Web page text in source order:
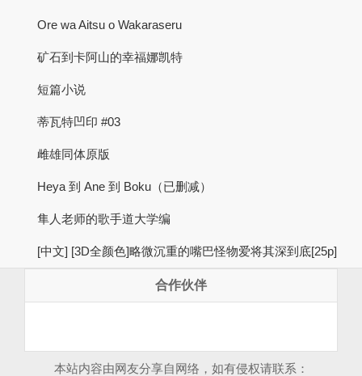
Ore wa Aitsu o Wakaraseru
矿石到卡阿山的幸福娜凯特
短篇小说
蒂瓦特凹印 #03
雌雄同体原版
Heya 到 Ane 到 Boku（已删减）
隼人老师的歌手道大学编
[中文] [3D全颜色]略微沉重的嘴巴怪物爱将其深到底[25p]
合作伙伴
本站内容由网友分享自网络，如有侵权请联系：